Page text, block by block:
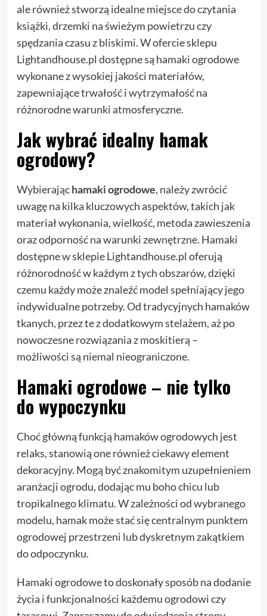
ale również stworzą idealne miejsce do czytania
książki, drzemki na świeżym powietrzu czy
spędzania czasu z bliskimi. W ofercie sklepu
Lightandhouse.pl dostępne są hamaki ogrodowe
wykonane z wysokiej jakości materiałów,
zapewniające trwałość i wytrzymałość na
różnorodne warunki atmosferyczne.
Jak wybrać idealny hamak
ogrodowy?
Wybierająchamaki ogrodowe, należy zwrócić
uwagę na kilka kluczowych aspektów, takich jak
materiał wykonania, wielkość, metoda zawieszenia
oraz odporność na warunki zewnętrzne. Hamaki
dostępne w sklepie Lightandhouse.pl oferują
różnorodność w każdym z tych obszarów, dzięki
czemu każdy może znaleźć model spełniający jego
indywidualne potrzeby. Od tradycyjnych hamaków
tkanych, przez te z dodatkowym stelażem, aż po
nowoczesne rozwiązania z moskitierą –
możliwości są niemal nieograniczone.
Hamaki ogrodowe – nie tylko
do wypoczynku
Choć główną funkcją hamaków ogrodowych jest
relaks, stanowią one również ciekawy element
dekoracyjny. Mogą być znakomitym uzupełnieniem
aranżacji ogrodu, dodając mu boho chicu lub
tropikalnego klimatu. W zależności od wybranego
modelu, hamak może stać się centralnym punktem
ogrodowej przestrzeni lub dyskretnym zakątkiem
do odpoczynku.
Hamaki ogrodowe to doskonały sposób na dodanie
życia i funkcjonalności każdemu ogrodowi czy